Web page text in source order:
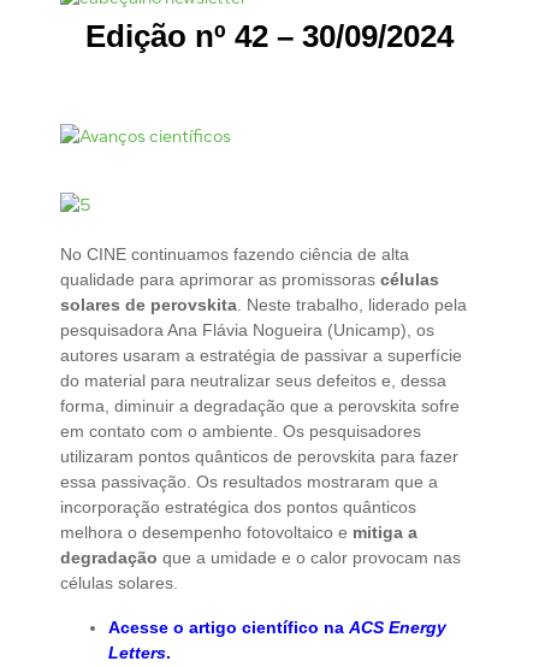
Edição nº 42 – 30/09/2024
No CINE continuamos fazendo ciência de alta
qualidade para aprimorar as promissoras células
solares de perovskita . Neste trabalho, liderado pela
pesquisadora Ana Flávia Nogueira (Unicamp), os
autores usaram a estratégia de passivar a superfície
do material para neutralizar seus defeitos e, dessa
forma, diminuir a degradação que a perovskita sofre
em contato com o ambiente. Os pesquisadores
utilizaram pontos quânticos de perovskita para fazer
essa passivação. Os resultados mostraram que a
incorporação estratégica dos pontos quânticos
melhora o desempenho fotovoltaico e mitiga a
degradação que a umidade e o calor provocam nas
células solares.
Acesse o artigo científico na ACS Energy
Letters.